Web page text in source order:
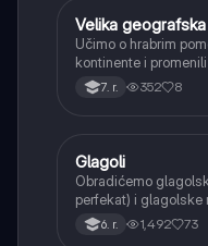
Istorija
Velika
Učimo o hrabrim
kontinente i
7. r. 352 8
Srpski jezik
Glagoli
Obradićemo
perfekat) i glagolske
(infinitiv, glagolski
(svršeni i nesvršeni).
6. r. 1,492 73